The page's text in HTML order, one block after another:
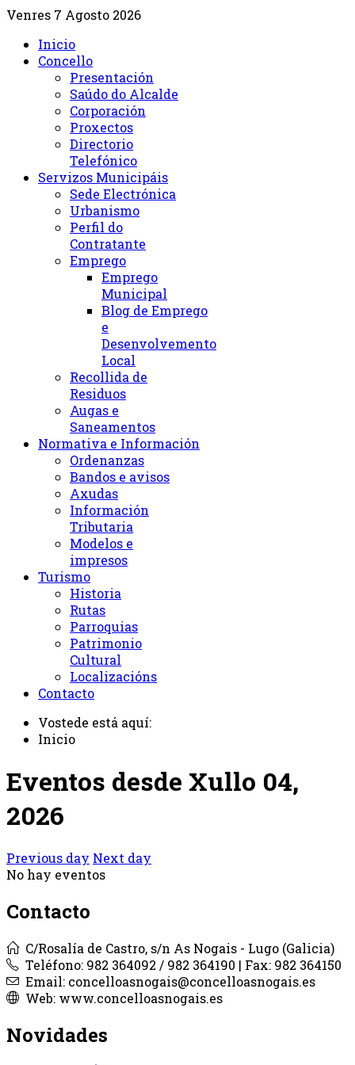
Venres 7 Agosto 2026
Inicio
Concello
Presentación
Saúdo do Alcalde
Corporación
Proxectos
Directorio
Telefónico
Servizos Municipáis
Sede Electrónica
Urbanismo
Perfil do
Contratante
Emprego
Emprego
Municipal
Blog de Emprego
e
Desenvolvemento
Local
Recollida de
Residuos
Augas e
Saneamentos
Normativa e Información
Ordenanzas
Bandos e avisos
Axudas
Información
Tributaria
Modelos e
impresos
Turismo
Historia
Rutas
Parroquias
Patrimonio
Cultural
Localizacións
Contacto
Vostede está aquí:
Inicio
Eventos desde Xullo 04,
2026
Previous day Next day
No hay eventos
Contacto
C/Rosalía de Castro, s/n As Nogais - Lugo (Galicia)
Teléfono: 982 364092 / 982 364190 | Fax: 982 364150
Email: concelloasnogais@concelloasnogais.es
Web: www.concelloasnogais.es
Novidades